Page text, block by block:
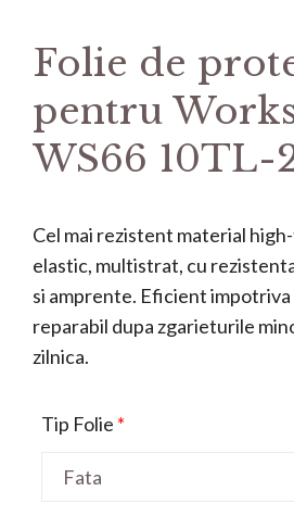
Folie de
pentru
WS66 10TL-
Cel mai rezistent material
elastic, multistrat, cu
si amprente. Eficient
reparabil dupa zgarieturile
zilnica.
Tip Folie *